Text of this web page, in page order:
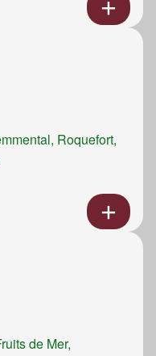
Roquefort,
de Mer,